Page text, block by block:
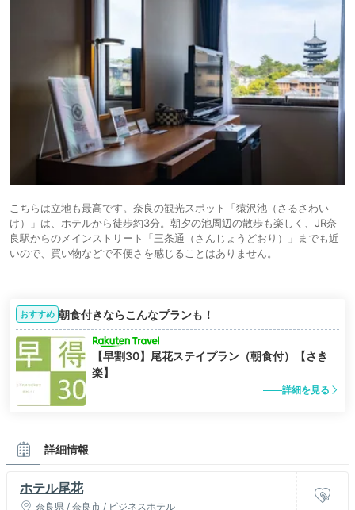
こちらは立地も最高です。奈良の観光スポット「猿沢池（さるさわい
け）」は、ホテルから徒歩約3分。朝夕の池周辺の散歩も楽しく、JR奈
良駅からのメインストリート「三条通（さんじょうどおり）」までも近
いので、買い物などで不便さを感じることはありません。
おすすめ 朝食付きならこんなプランも！
【早割30】尾花ステイプラン（朝食付）【さき
楽】
詳細を見る
詳細情報
ホテル尾花
奈良県 / 奈良市 / ビジネスホテル